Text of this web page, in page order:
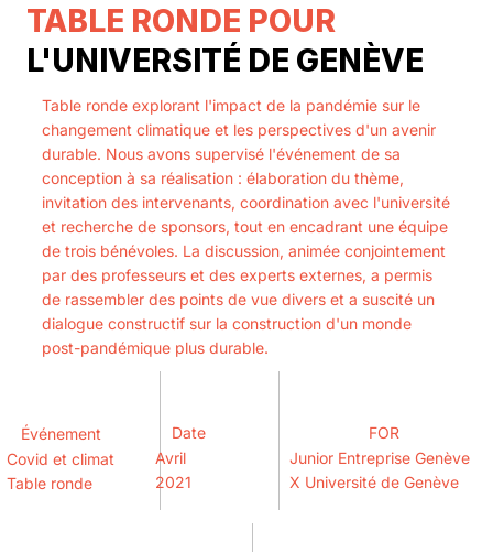
TABLE RONDE POUR
L'UNIVERSITÉ DE GENÈVE
Table ronde explorant l'impact de la pandémie sur le
changement climatique et les perspectives d'un avenir
durable. Nous avons supervisé l'événement de sa
conception à sa réalisation : élaboration du thème,
invitation des intervenants, coordination avec l'université
et recherche de sponsors, tout en encadrant une équipe
de trois bénévoles. La discussion, animée conjointement
par des professeurs et des experts externes, a permis
de rassembler des points de vue divers et a suscité un
dialogue constructif sur la construction d'un monde
post-pandémique plus durable.
Événement
Covid et climat
Table ronde
Date
Avril
2021
FOR
Junior Entreprise Genève
X Université de Genève